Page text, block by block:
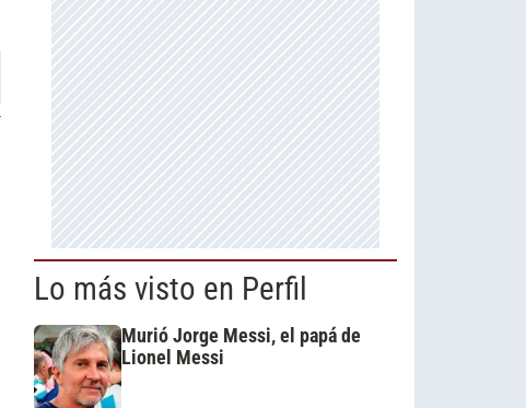
Lo más visto en Perfil
Murió Jorge Messi, el papá de
Lionel Messi